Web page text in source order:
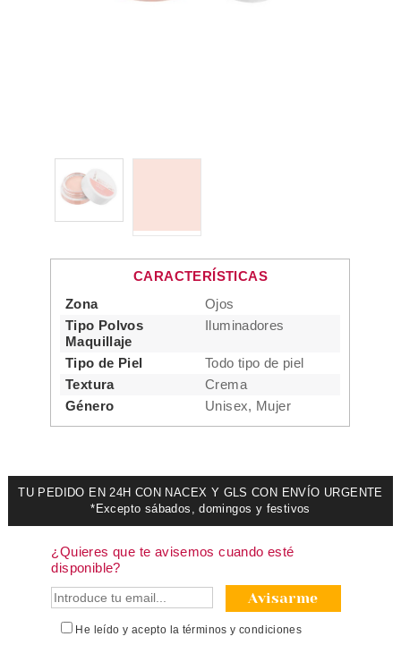
CARACTERÍSTICAS
Zona
Ojos
Tipo Polvos
Maquillaje
Iluminadores
Tipo de Piel
Todo tipo de piel
Textura
Crema
Género
Unisex, Mujer
TU PEDIDO EN 24H CON NACEX Y GLS CON ENVÍO URGENTE
*Excepto sábados, domingos y festivos
¿Quieres que te avisemos cuando esté
disponible?
Avisarme
He leído y acepto la términos y condiciones